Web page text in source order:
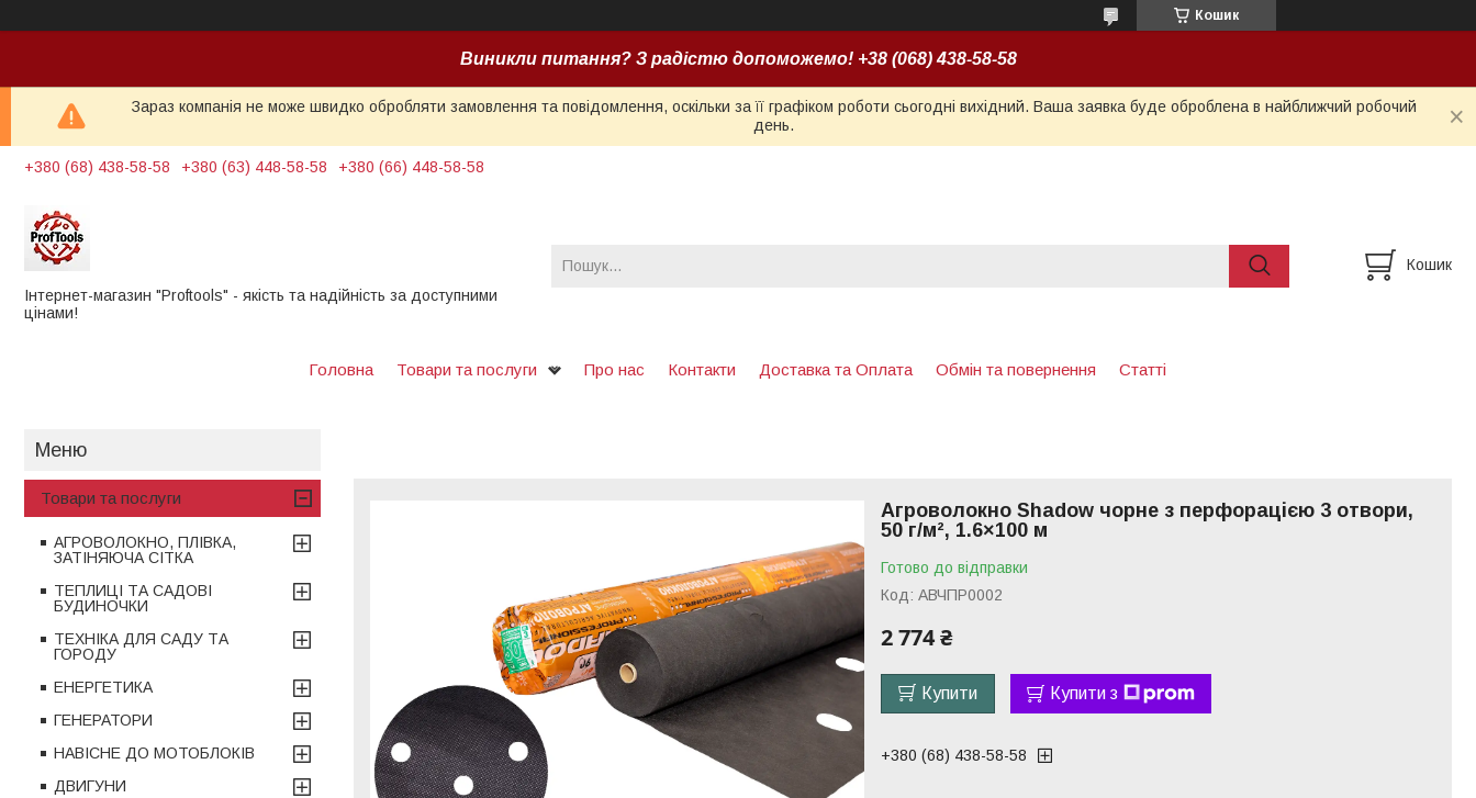
Кошик
Виникли питання? З радістю допоможемо! +38 (068) 438-58-58
Зараз компанія не може швидко обробляти замовлення та повідомлення, оскільки за її графіком роботи сьогодні вихідний. Ваша заявка буде оброблена в найближчий робочий
день.
+380 (68) 438-58-58 +380 (63) 448-58-58 +380 (66) 448-58-58
Інтернет-магазин "Proftools" - якість та надійність за доступними
цінами!
Кошик
Головна Товари та послуги Про нас Контакти Доставка та Оплата Обмін та повернення Статті
Агроволокно Shadow чорне з перфорацією 3 отвори,
50 г/м², 1.6×100 м
Готово до відправки
Код: АВЧПР0002
2 774 ₴
Купити Купити з
+380 (68) 438-58-58
Товари та послуги
АГРОВОЛОКНО, ПЛІВКА,
ЗАТІНЯЮЧА СІТКА
ТЕПЛИЦІ ТА САДОВІ
БУДИНОЧКИ
ТЕХНІКА ДЛЯ САДУ ТА
ГОРОДУ
ЕНЕРГЕТИКА
ГЕНЕРАТОРИ
НАВІСНЕ ДО МОТОБЛОКІВ
ДВИГУНИ